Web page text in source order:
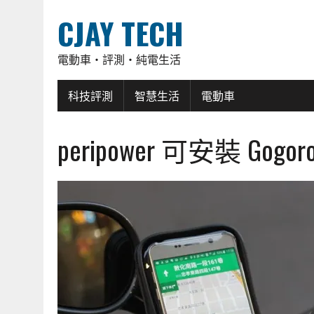
CJAY TECH
電動車・評測・純電生活
科技評測 智慧生活 電動車
peripower 可安裝